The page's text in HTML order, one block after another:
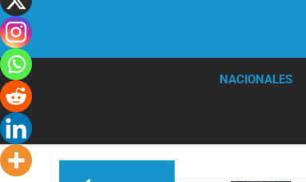
NACIONALES